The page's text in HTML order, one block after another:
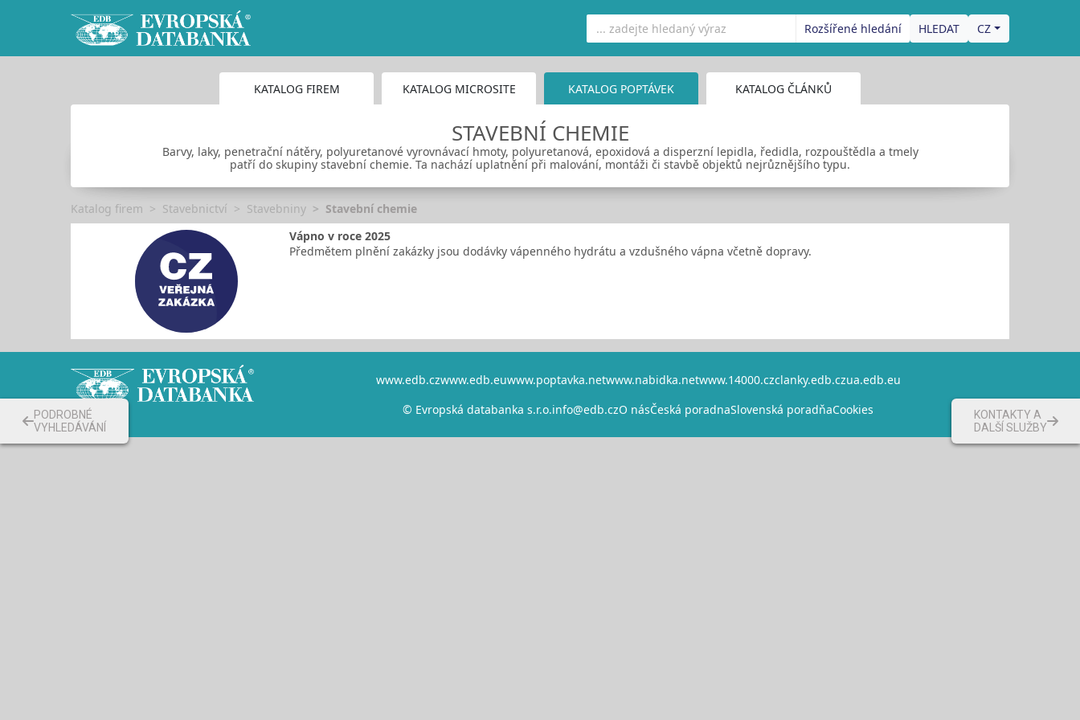
Rozšířené hledání CZ
KATALOG FIREM KATALOG MICROSITE KATALOG POPTÁVEK KATALOG ČLÁNKŮ
STAVEBNÍ CHEMIE
Barvy, laky, penetrační nátěry, polyuretanové vyrovnávací hmoty, polyuretanová, epoxidová a disperzní lepidla, ředidla, rozpouštědla a tmely
patří do skupiny stavební chemie. Ta nachází uplatnění při malování, montáži či stavbě objektů nejrůznějšího typu.
Katalog firem Stavebnictví Stavebniny
Stavební chemie
Vápno v roce 2025
Předmětem plnění zakázky jsou dodávky vápenného hydrátu a vzdušného vápna včetně dopravy.
www.edb.czwww.edb.euwww.poptavka.netwww.nabidka.netwww.14000.czclanky.edb.czua.edb.eu
© Evropská databanka s.r.o.info@edb.czO násČeská poradnaSlovenská poradňaCookies
KONTAKTY A
DALŠÍ SLUŽBY
PODROBNÉ
VYHLEDÁVÁNÍ